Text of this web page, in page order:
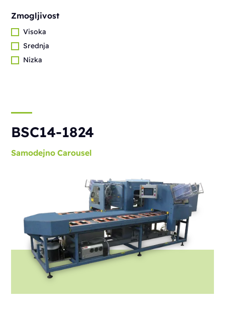
Zmogljivost
Visoka
Srednja
Nizka
BSC14-1824
Samodejno Carousel